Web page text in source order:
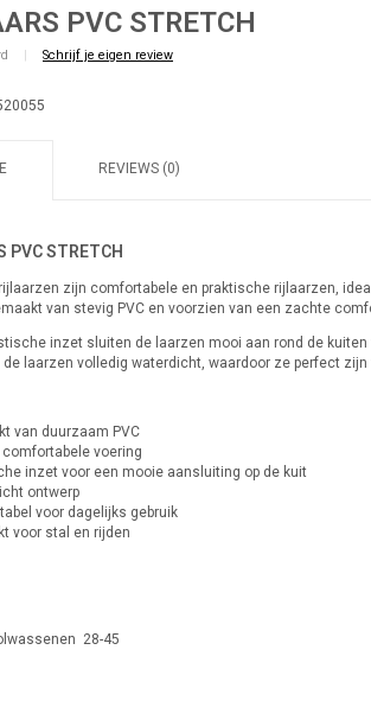
PVC STRETCH
| Schrijf je eigen review
REVIEWS (0)
PVC STRETCH
zijn comfortabele en praktische rijlaarzen,
van stevig PVC en voorzien van een zachte
inzet sluiten de laarzen mooi aan rond de
de laarzen volledig waterdicht, waardoor ze perfect
van duurzaam PVC
voering
inzet voor een mooie aansluiting op de kuit
ontwerp
voor dagelijks gebruik
voor stal en rijden
28-45